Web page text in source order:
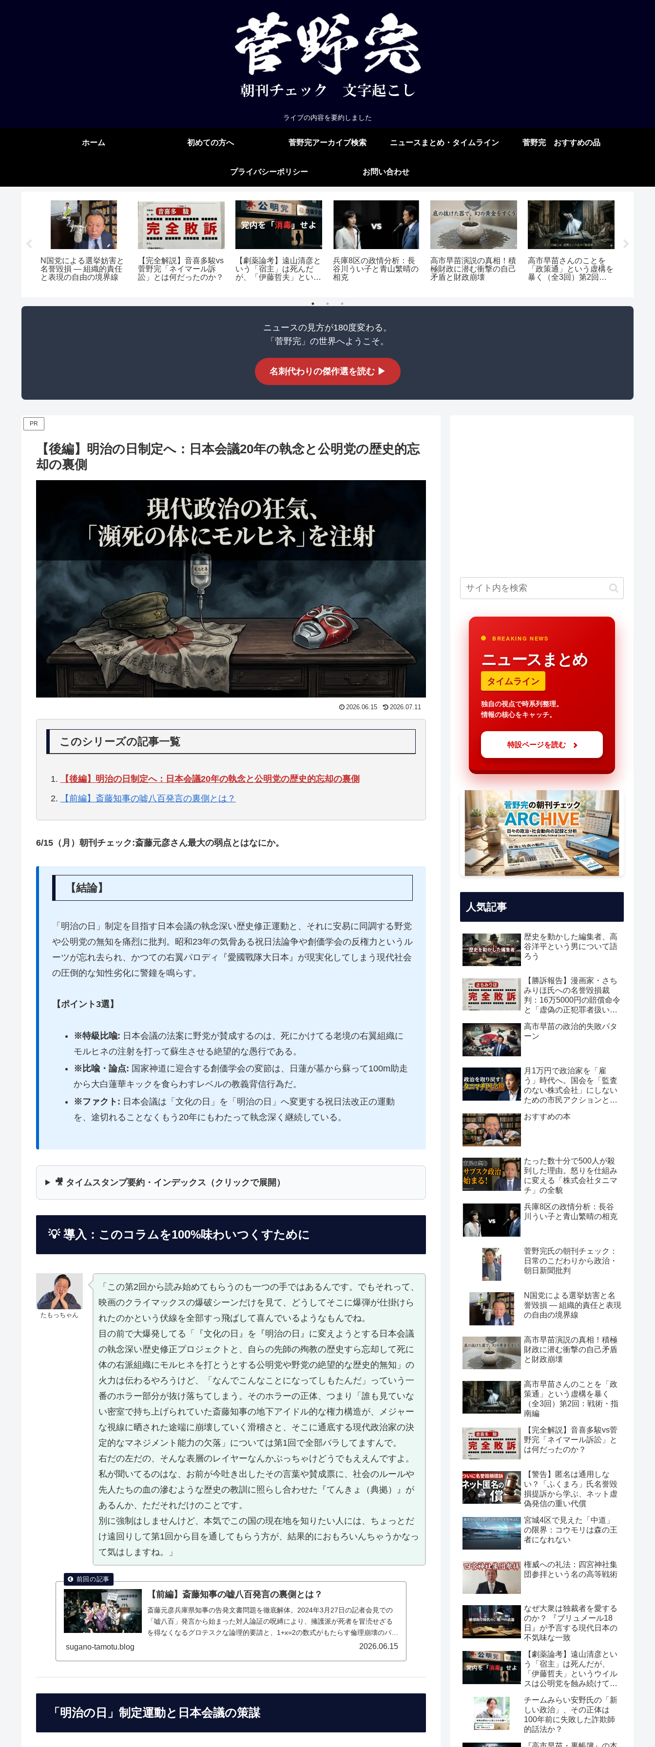
ライブの内容を要約しました
ホーム 初めての方へ 菅野完アーカイブ検索 ニュースまとめ・タイムライン 菅野完 おすすめの品
プライバシーポリシー お問い合わせ
N国党による選挙妨害と
名誉毀損 ― 組織的責任
と表現の自由の境界線
【完全解説】音喜多駿vs
菅野完「ネイマール訴
訟」とは何だったのか？
【劇薬論考】遠山清彦と
いう「宿主」は死んだ
が、「伊藤哲夫」という
兵庫8区の政情分析：長
谷川うい子と青山繁晴の
相克
高市早苗演説の真相！積
極財政に潜む衝撃の自己
矛盾と財政崩壊
高市早苗さんのことを
「政策通」という虚構を
暴く（全3回）第2回：
ニュースの見方が180度変わる。
「菅野完」の世界へようこそ。
名刺代わりの傑作選を読む ▶
PR
【後編】明治の日制定へ：日本会議20年の執念と公明党の歴史的忘
却の裏側
2026.06.15 2026.07.11
このシリーズの記事一覧
【後編】明治の日制定へ：日本会議20年の執念と公明党の歴史的忘却の裏側
【前編】斎藤知事の嘘八百発言の裏側とは？
6/15（月）朝刊チェック:斎藤元彦さん最大の弱点とはなにか。
【結論】
「明治の日」制定を目指す日本会議の執念深い歴史修正運動と、それに安易に同調する野党
や公明党の無知を痛烈に批判。昭和23年の気骨ある祝日法論争や創価学会の反権力というル
ーツが忘れ去られ、かつての右翼パロディ『愛國戰隊大日本』が現実化してしまう現代社会
の圧倒的な知性劣化に警鐘を鳴らす。
【ポイント3選】
※特級比喩: 日本会議の法案に野党が賛成するのは、死にかけてる老境の右翼組織に
モルヒネの注射を打って蘇生させる絶望的な愚行である。
※比喩・論点: 国家神道に迎合する創価学会の変節は、日蓮が墓から蘇って100m助走
から大白蓮華キックを食らわすレベルの教義背信行為だ。
※ファクト: 日本会議は「文化の日」を「明治の日」へ変更する祝日法改正の運動
を、途切れることなくもう20年にもわたって執念深く継続している。
🎥 タイムスタンプ要約・インデックス（クリックで展開）
💡 導入：このコラムを100%味わいつくすために
たもっちゃん
「この第2回から読み始めてもらうのも一つの手ではあるんです。でもそれって、
映画のクライマックスの爆破シーンだけを見て、どうしてそこに爆弾が仕掛けら
れたのかという伏線を全部すっ飛ばして喜んでいるようなもんでね。
目の前で大爆発してる「『文化の日』を『明治の日』に変えようとする日本会議
の執念深い歴史修正プロジェクトと、自らの先師の殉教の歴史すら忘却して死に
体の右派組織にモルヒネを打とうとする公明党や野党の絶望的な歴史的無知」の
火力は伝わるやろうけど、「なんでこんなことになってしもたんだ」っていう一
番のホラー部分が抜け落ちてしまう。そのホラーの正体、つまり「誰も見ていな
い密室で持ち上げられていた斎藤知事の地下アイドル的な権力構造が、メジャー
な視線に晒された途端に崩壊していく滑稽さと、そこに通底する現代政治家の決
定的なマネジメント能力の欠落」については第1回で全部バラしてますんで。
右だの左だの、そんな表層のレイヤーなんかぶっちゃけどうでもええんですよ。
私が聞いてるのはな、お前が今吐き出したその言葉や賛成票に、社会のルールや
先人たちの血の滲むような歴史の教訓に照らし合わせた『てんきょ（典拠）』が
あるんか、ただそれだけのことです。
別に強制はしませんけど、本気でこの国の現在地を知りたい人には、ちょっとだ
け遠回りして第1回から目を通してもらう方が、結果的におもろいんちゃうかなっ
て気はしますね。」
【前編】斎藤知事の嘘八百発言の裏側とは？
斎藤元彦兵庫県知事の告発文書問題を徹底解体。2024年3月27日の記者会見での
「嘘八百」発言から始まった対人論証の呪縛により、擁護派が死者を冒涜せざる
を得なくなるグロテスクな論理的要請と、1+x=2の数式がもたらす倫理崩壊のパラ
sugano-tamotu.blog 2026.06.15
「明治の日」制定運動と日本会議の策謀
BREAKING NEWS
ニュースまとめ
タイムライン
独自の視点で時系列整理。
情報の核心をキャッチ。
特設ページを読む
人気記事
歴史を動かした編集者、高
谷洋平という男について語
ろう
【勝訴報告】漫画家・さち
みりほ氏への名誉毀損裁
判：16万5000円の賠償命令
と「虚偽の正犯罪者扱い」
高市早苗の政治的失敗パタ
ーン
月1万円で政治家を「雇
う」時代へ。国会を「監査
のない株式会社」にしない
ための市民アクションと組
おすすめの本
たった数十分で500人が殺
到した理由。怒りを仕組み
に変える「株式会社タニマ
チ」の全貌
兵庫8区の政情分析：長谷
川うい子と青山繁晴の相克
菅野完氏の朝刊チェック：
日常のこだわりから政治・
朝日新聞批判
N国党による選挙妨害と名
誉毀損 ― 組織的責任と表現
の自由の境界線
高市早苗演説の真相！積極
財政に潜む衝撃の自己矛盾
と財政崩壊
高市早苗さんのことを「政
策通」という虚構を暴く
（全3回）第2回：戦術・指
南編
【完全解説】音喜多駿vs菅
野完「ネイマール訴訟」と
は何だったのか？
【警告】匿名は通用しな
い？「ふくまろ」氏名誉毀
損提訴から学ぶ、ネット虚
偽発信の重い代償
宮城4区で見えた「中道」
の限界：コウモリは森の王
者になれない
権威への礼法：四宮神社集
団参拝という名の高等戦術
なぜ大衆は独裁者を愛する
のか？ 『ブリュメール18
日』が予言する現代日本の
不気味な一致
【劇薬論考】遠山清彦とい
う「宿主」は死んだが、
「伊藤哲夫」というウイル
スは公明党を蝕み続けてい
チームみらい安野氏の「新
しい政治」、その正体は
100年前に失敗した詐欺師
的話法か？